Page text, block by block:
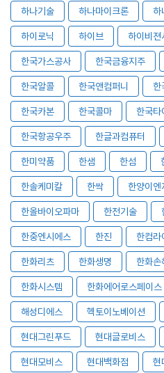
하나기술 하나마이크론 하
하이로닉 하이브 하이비젼
한국가스공사 한국금융지주
한국알콜 한국앤컴퍼니 한
한국카본 한국콜마 한국타
한국항공우주 한글과컴퓨터
한미약품 한샘 한섬
한솔케미칼 한싹 한양이엔
한올바이오파마 한전기술
한중엔시에스 한진 한컴라
한화리츠 한화생명 한화손
한화시스템 한화에어로스페이스
해성디에스 헥토이노베이션
현대그린푸드 현대글로비스
현대모비스 현대백화점 현